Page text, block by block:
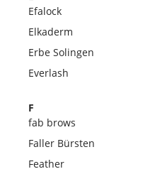
Efalock
Elkaderm
Erbe Solingen
Everlash
F
fab brows
Faller Bürsten
Feather